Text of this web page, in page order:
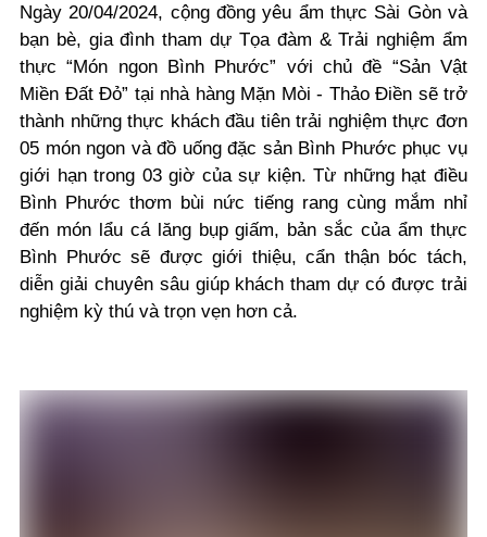
Ngày 20/04/2024, cộng đồng yêu ẩm thực Sài Gòn và
bạn bè, gia đình tham dự Tọa đàm & Trải nghiệm ẩm
thực “Món ngon Bình Phước” với chủ đề “Sản Vật
Miền Đất Đỏ” tại nhà hàng Mặn Mòi - Thảo Điền sẽ trở
thành những thực khách đầu tiên trải nghiệm thực đơn
05 món ngon và đồ uống đặc sản Bình Phước phục vụ
giới hạn trong 03 giờ của sự kiện. Từ những hạt điều
Bình Phước thơm bùi nức tiếng rang cùng mắm nhỉ
đến món lẩu cá lăng bụp giấm, bản sắc của ẩm thực
Bình Phước sẽ được giới thiệu, cẩn thận bóc tách,
diễn giải chuyên sâu giúp khách tham dự có được trải
nghiệm kỳ thú và trọn vẹn hơn cả.